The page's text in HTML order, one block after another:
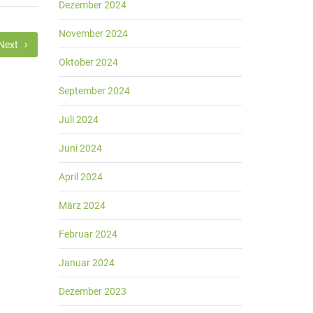
Dezember 2024
November 2024
Oktober 2024
September 2024
Juli 2024
Juni 2024
April 2024
März 2024
Februar 2024
Januar 2024
Dezember 2023